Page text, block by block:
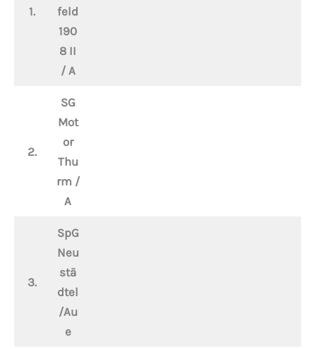
1.
feld
190
8 II
/ A
2.
SG
Mot
or
Thu
rm /
A
3.
SpG
Neu
stä
dtel
/Au
e